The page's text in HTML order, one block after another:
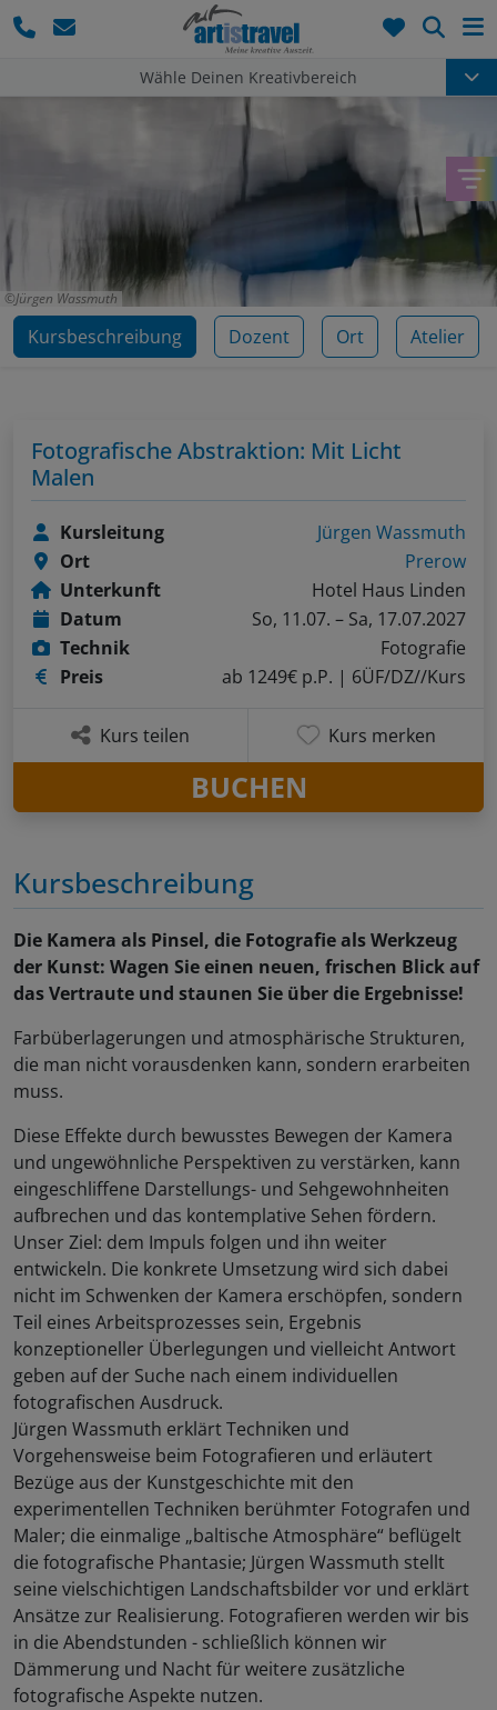
Wähle Deinen Kreativbereich
Jürgen Wassmuth
Kursbeschreibung Dozent Ort Atelier
Kursbeschreibung
Die Kamera als Pinsel, die Fotografie als Werkzeug
der Kunst: Wagen Sie einen neuen, frischen Blick auf
das Vertraute und staunen Sie über die Ergebnisse!
Farbüberlagerungen und atmosphärische Strukturen,
die man nicht vorausdenken kann, sondern erarbeiten
muss.
Diese Effekte durch bewusstes Bewegen der Kamera
und ungewöhnliche Perspektiven zu verstärken, kann
eingeschliffene Darstellungs- und Sehgewohnheiten
aufbrechen und das kontemplative Sehen fördern.
Unser Ziel: dem Impuls folgen und ihn weiter
entwickeln. Die konkrete Umsetzung wird sich dabei
nicht im Schwenken der Kamera erschöpfen, sondern
Teil eines Arbeitsprozesses sein, Ergebnis
konzeptioneller Überlegungen und vielleicht Antwort
geben auf der Suche nach einem individuellen
fotografischen Ausdruck.
Jürgen Wassmuth erklärt Techniken und
Vorgehensweise beim Fotografieren und erläutert
Bezüge aus der Kunstgeschichte mit den
experimentellen Techniken berühmter Fotografen und
Maler; die einmalige „baltische Atmosphäre“ beflügelt
die fotografische Phantasie; Jürgen Wassmuth stellt
seine vielschichtigen Landschaftsbilder vor und erklärt
Ansätze zur Realisierung. Fotografieren werden wir bis
in die Abendstunden - schließlich können wir
Dämmerung und Nacht für weitere zusätzliche
fotografische Aspekte nutzen.
Fotografische Abstraktion: Mit Licht
Malen
Kursleitung
Jürgen Wassmuth
Ort
Prerow
Unterkunft
Hotel Haus Linden
Datum
So, 11.07. – Sa, 17.07.2027
Technik
Fotografie
Preis
ab 1249€ p.P. | 6ÜF/DZ//Kurs
Kurs teilen Kurs merken
BUCHEN